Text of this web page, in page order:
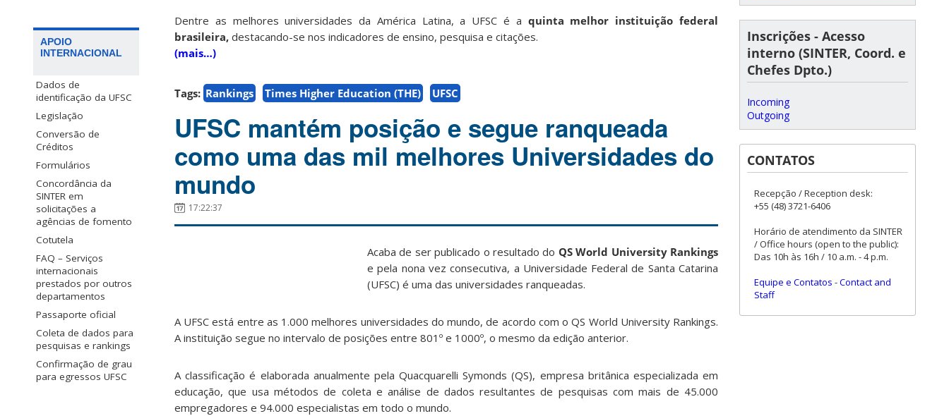
APOIO
INTERNACIONAL
Dados de
identificação da UFSC
Legislação
Conversão de
Créditos
Formulários
Concordância da
SINTER em
solicitações a
agências de fomento
Cotutela
FAQ – Serviços
internacionais
prestados por outros
departamentos
Passaporte oficial
Coleta de dados para
pesquisas e rankings
Confirmação de grau
para egressos UFSC
Dentre as melhores universidades da América Latina, a UFSC é a quinta melhor instituição federal
brasileira, destacando-se nos indicadores de ensino, pesquisa e citações.
(mais…)
Tags: Rankings Times Higher Education (THE) UFSC
UFSC mantém posição e segue ranqueada
como uma das mil melhores Universidades do
mundo
17:22:37
Acaba de ser publicado o resultado do QS World University Rankings
e pela nona vez consecutiva, a Universidade Federal de Santa Catarina
(UFSC) é uma das universidades ranqueadas.
A UFSC está entre as 1.000 melhores universidades do mundo, de acordo com o QS World University Rankings.
A instituição segue no intervalo de posições entre 801º e 1000º, o mesmo da edição anterior.
A classificação é elaborada anualmente pela Quacquarelli Symonds (QS), empresa britânica especializada em
educação, que usa métodos de coleta e análise de dados resultantes de pesquisas com mais de 45.000
empregadores e 94.000 especialistas em todo o mundo.
Inscrições - Acesso
interno (SINTER, Coord. e
Chefes Dpto.)
Incoming
Outgoing
CONTATOS
Recepção / Reception desk:
+55 (48) 3721-6406
Horário de atendimento da SINTER
/ Office hours (open to the public):
Das 10h às 16h / 10 a.m. - 4 p.m.
Equipe e Contatos -Contact and
Staff